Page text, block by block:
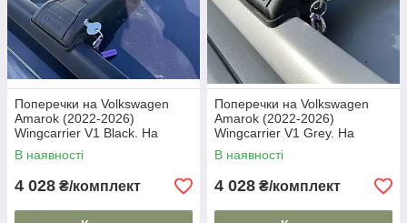
Поперечки на Volkswagen
Amarok (2022-2026)
Wingcarrier V1 Black. На
стандартні рейлінги. Замок
на ключах. Чорні
В наявності
4 028 ₴/комплект
Поперечки на Volkswagen
Amarok (2022-2026)
Wingcarrier V1 Grey. На
стандартні рейлінги. Замок
на ключах. Сірі
В наявності
4 028 ₴/комплект